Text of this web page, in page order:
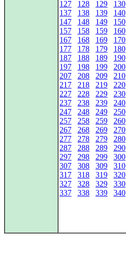
127
128 129 130
137
138 139 140
147
148 149 150
157
158 159 160
167
168 169 170
177
178 179 180
187
188 189 190
197
198 199 200
207
208 209 210
217
218 219 220
227
228 229 230
237
238 239 240
247
248 249 250
257
258 259 260
267
268 269 270
277
278 279 280
287
288 289 290
297
298 299 300
307
308 309 310
317
318 319 320
327
328 329 330
337
338 339 340